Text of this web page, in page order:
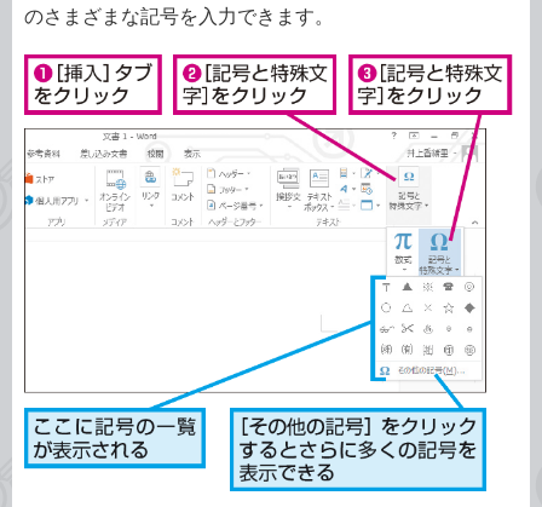
のさまざまな記号を入力できます。